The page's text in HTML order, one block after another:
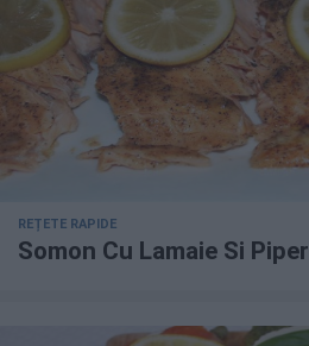
REȚETE RAPIDE
Somon Cu Lamaie Si Piper